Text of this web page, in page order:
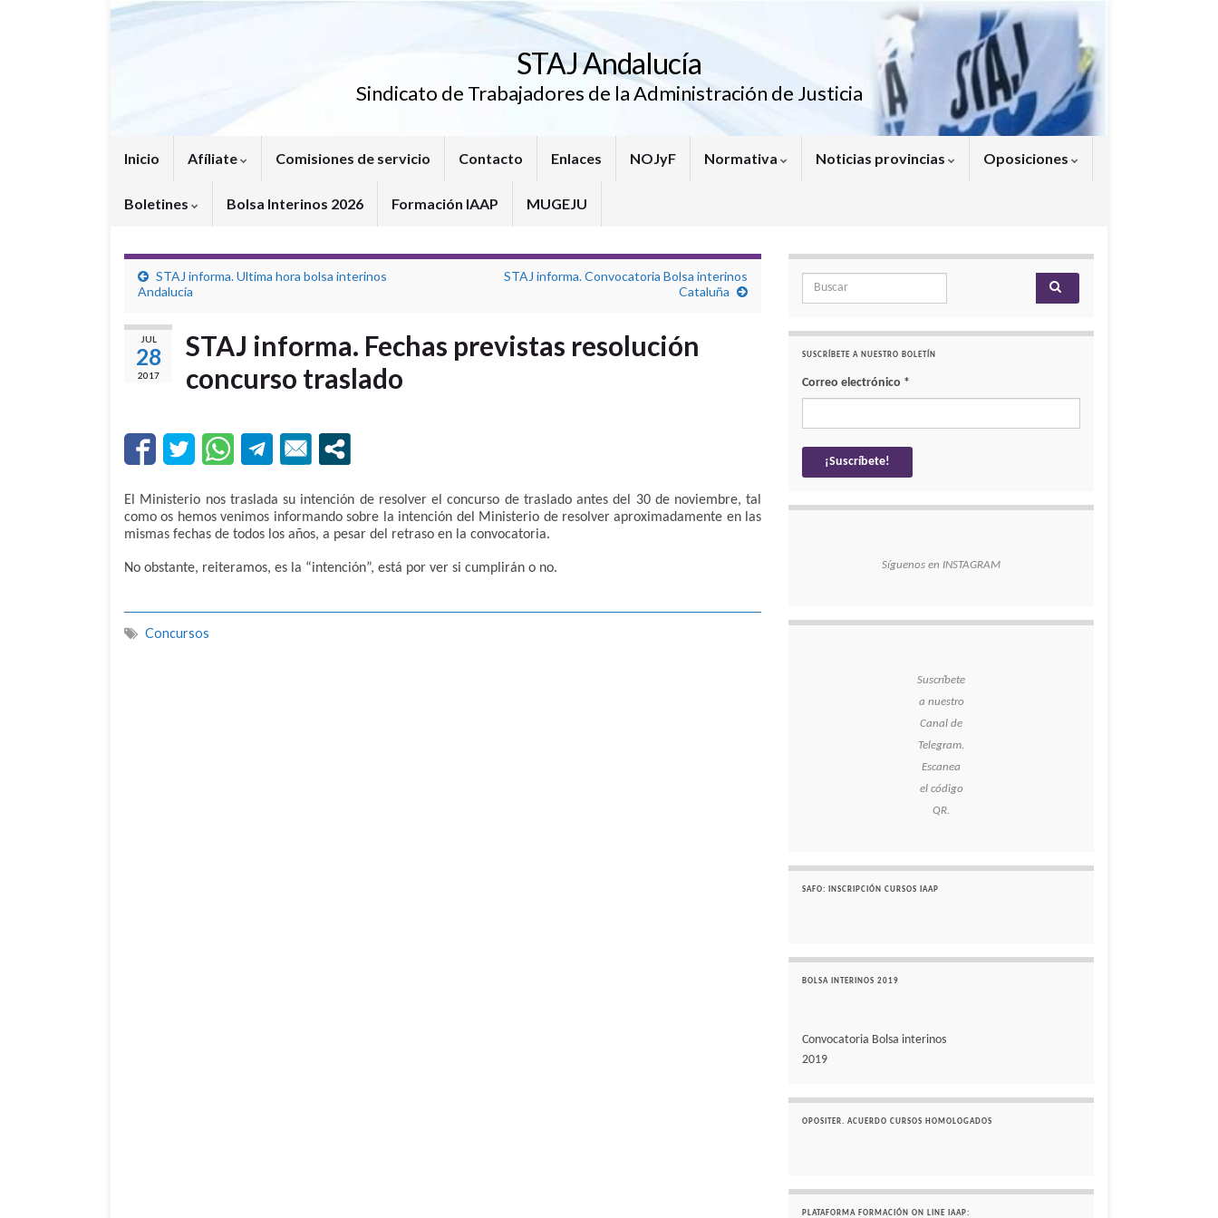
STAJ Andalucía
Sindicato de Trabajadores de la Administración de Justicia
Inicio Afíliate Comisiones de servicio Contacto Enlaces NOJyF Normativa Noticias provincias Oposiciones
Boletines Bolsa Interinos 2026 Formación IAAP MUGEJU
STAJ informa. Ultima hora bolsa interinos
Andalucía
STAJ informa. Convocatoria Bolsa interinos
Cataluña
JUL
28
2017
STAJ informa. Fechas previstas resolución
concurso traslado
El Ministerio nos traslada su intención de resolver el concurso de traslado antes del 30 de noviembre, tal
como os hemos venimos informando sobre la intención del Ministerio de resolver aproximadamente en las
mismas fechas de todos los años, a pesar del retraso en la convocatoria.
No obstante, reiteramos, es la “intención”, está por ver si cumplirán o no.
Concursos
Search for:
SUSCRÍBETE A NUESTRO BOLETÍN
Correo electrónico *
Síguenos en INSTAGRAM
Suscríbete
a nuestro
Canal de
Telegram.
Escanea
el código
QR.
SAFO: INSCRIPCIÓN CURSOS IAAP
BOLSA INTERINOS 2019
Convocatoria Bolsa interinos
2019
OPOSITER. ACUERDO CURSOS HOMOLOGADOS
PLATAFORMA FORMACIÓN ON LINE IAAP: